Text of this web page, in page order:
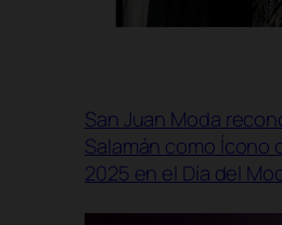
San Juan Moda
Salamán como Ícono
2025 en el Día del